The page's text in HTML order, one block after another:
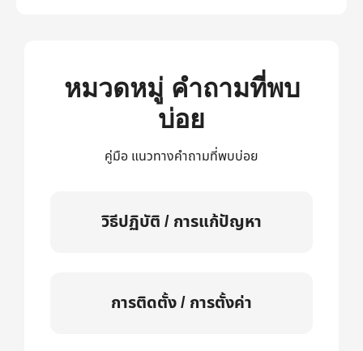
หมวดหมู่ คำถามที่พบ
บ่อย
คู่มือ แนวทางคำถามที่พบบ่อย
วิธีปฏิบัติ / การแก้ปัญหา
การติดตั้ง / การตั้งค่า